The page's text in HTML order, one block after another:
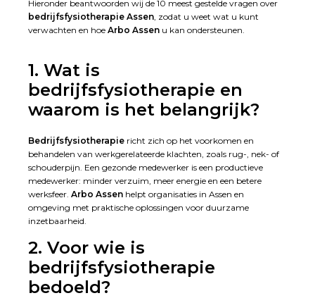
Hieronder beantwoorden wij de 10 meest gestelde vragen over
bedrijfsfysiotherapie Assen , zodat u weet wat u kunt
verwachten en hoe Arbo Assen u kan ondersteunen.
1. Wat is
bedrijfsfysiotherapie en
waarom is het belangrijk?
Bedrijfsfysiotherapie richt zich op het voorkomen en
behandelen van werkgerelateerde klachten, zoals rug-, nek- of
schouderpijn. Een gezonde medewerker is een productieve
medewerker: minder verzuim, meer energie en een betere
werksfeer. Arbo Assen helpt organisaties in Assen en
omgeving met praktische oplossingen voor duurzame
inzetbaarheid.
2. Voor wie is
bedrijfsfysiotherapie
bedoeld?